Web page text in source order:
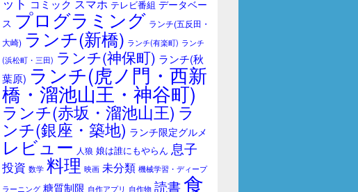
コミック スマホ テレビ番組 データベー
ス プログラミング ランチ(五反田・
大崎) ランチ(新橋) ランチ(有楽町) ランチ
(浜松町・三田) ランチ(神保町) ランチ(秋
葉原) ランチ(虎ノ門・西新
橋・溜池山王・神谷町)
ランチ(赤坂・溜池山王) ラ
ンチ(銀座・築地) ランチ限定グルメ
レビュー 人狼 娘は誰にもやらん 息子
投資 数学 料理 映画 未分類 機械学習・ディープ
ラーニング 糖質制限 自作アプリ 自作物 読書食